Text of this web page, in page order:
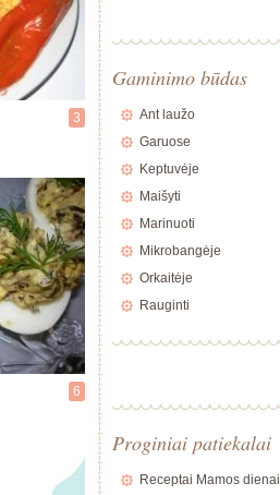
3
6
Gaminimo būdas
Ant laužo
Garuose
Keptuvėje
Maišyti
Marinuoti
Mikrobangėje
Orkaitėje
Rauginti
Proginiai patiekalai
Receptai Mamos dienai